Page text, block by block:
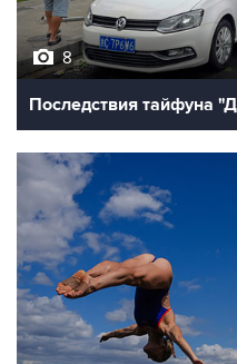
8
Последствия тайфуна